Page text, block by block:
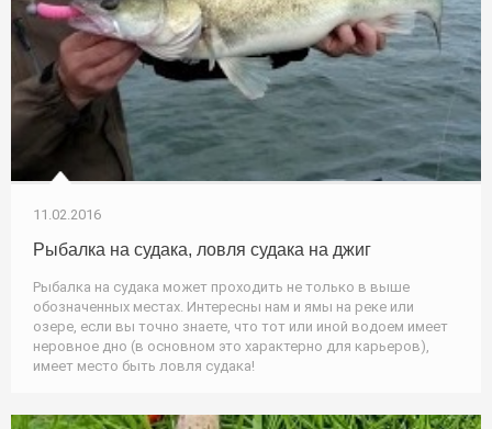
11.02.2016
Рыбалка на судака, ловля судака на джиг
Рыбалка на судака может проходить не только в выше
обозначенных местах. Интересны нам и ямы на реке или
озере, если вы точно знаете, что тот или иной водоем имеет
неровное дно (в основном это характерно для карьеров),
имеет место быть ловля судака!